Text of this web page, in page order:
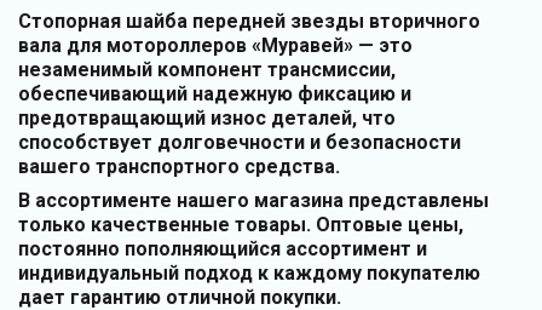
Стопорная шайба передней звезды вторичного
вала для мотороллеров «Муравей» — это
незаменимый компонент трансмиссии,
обеспечивающий надежную фиксацию и
предотвращающий износ деталей, что
способствует долговечности и безопасности
вашего транспортного средства.
В ассортименте нашего магазина представлены
только качественные товары. Оптовые цены,
постоянно пополняющийся ассортимент и
индивидуальный подход к каждому покупателю
дает гарантию отличной покупки.